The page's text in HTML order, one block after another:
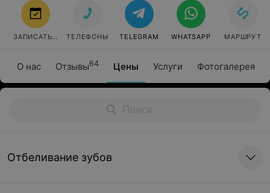
О нас Отзывы64 Цены Услуги Фотогалерея
ЗАПИСАТЬСЯ ТЕЛЕФОНЫ TELEGRAM WHATSAPP МАРШРУТ
Отбеливание зубов